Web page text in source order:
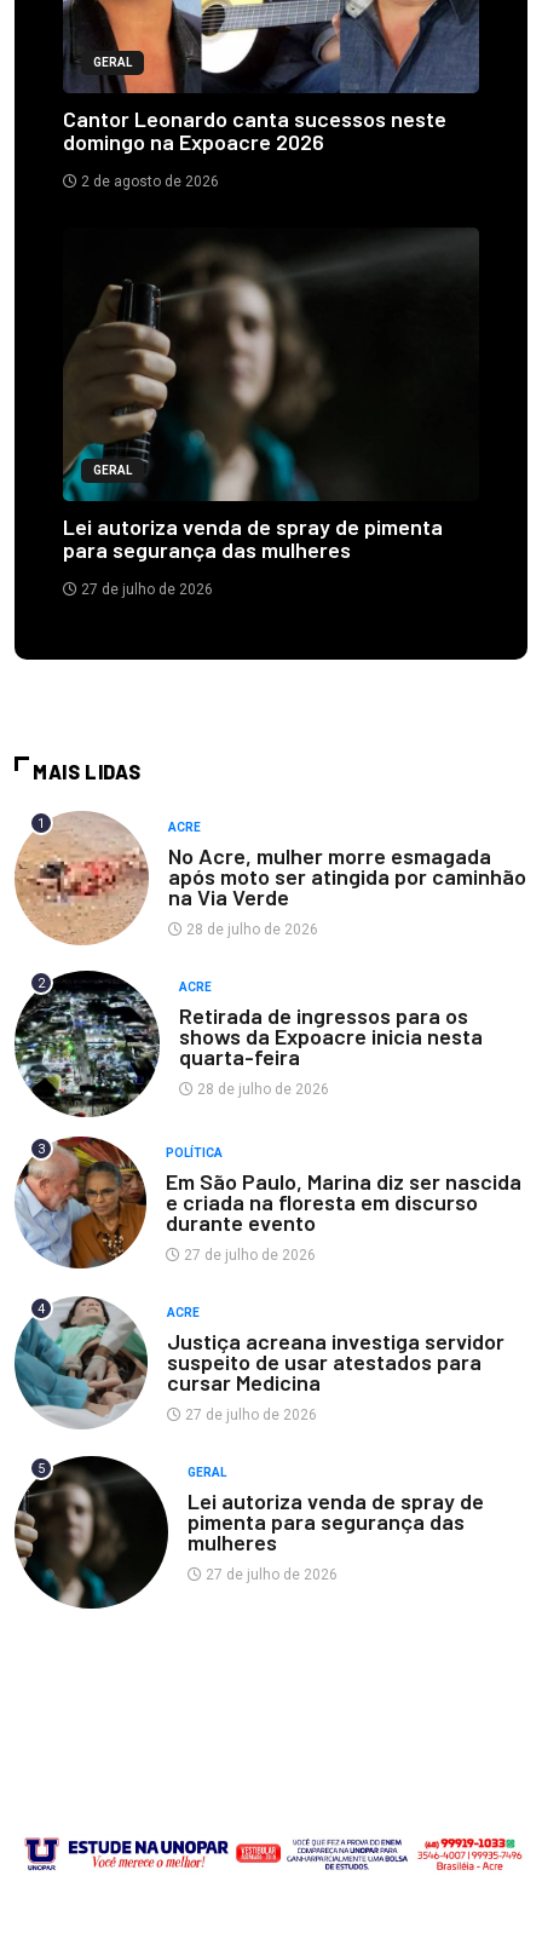
GERAL
Cantor Leonardo canta sucessos neste
domingo na Expoacre 2026
2 de agosto de 2026
GERAL
Lei autoriza venda de spray de pimenta
para segurança das mulheres
27 de julho de 2026
MAIS LIDAS
1 ACRE
No Acre, mulher morre esmagada
após moto ser atingida por caminhão
na Via Verde
28 de julho de 2026
2 ACRE
Retirada de ingressos para os
shows da Expoacre inicia nesta
quarta-feira
28 de julho de 2026
3 POLÍTICA
Em São Paulo, Marina diz ser nascida
e criada na floresta em discurso
durante evento
27 de julho de 2026
4 ACRE
Justiça acreana investiga servidor
suspeito de usar atestados para
cursar Medicina
27 de julho de 2026
5 GERAL
Lei autoriza venda de spray de
pimenta para segurança das
mulheres
27 de julho de 2026